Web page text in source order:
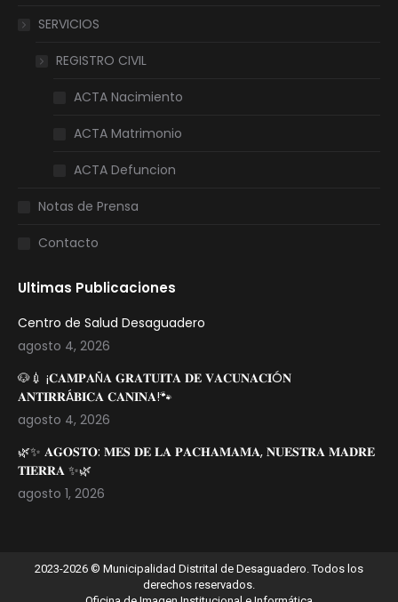
SERVICIOS
REGISTRO CIVIL
ACTA Nacimiento
ACTA Matrimonio
ACTA Defuncion
Notas de Prensa
Contacto
Ultimas Publicaciones
Centro de Salud Desaguadero
agosto 4, 2026
🐶💉 ¡𝐂𝐀𝐌𝐏𝐀Ñ𝐀 𝐆𝐑𝐀𝐓𝐔𝐈𝐓𝐀 𝐃𝐄 𝐕𝐀𝐂𝐔𝐍𝐀𝐂𝐈Ó𝐍
𝐀𝐍𝐓𝐈𝐑𝐑Á𝐁𝐈𝐂𝐀 𝐂𝐀𝐍𝐈𝐍𝐀!🐾
agosto 4, 2026
🌿✨ 𝐀𝐆𝐎𝐒𝐓𝐎: 𝐌𝐄𝐒 𝐃𝐄 𝐋𝐀 𝐏𝐀𝐂𝐇𝐀𝐌𝐀𝐌𝐀, 𝐍𝐔𝐄𝐒𝐓𝐑𝐀 𝐌𝐀𝐃𝐑𝐄
𝐓𝐈𝐄𝐑𝐑𝐀 ✨🌿
agosto 1, 2026
2023-2026 © Municipalidad Distrital de Desaguadero. Todos los
derechos reservados.